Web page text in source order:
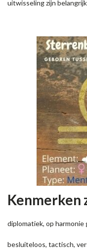
uitwisseling zijn
Kenmerken
diplomatiek, op
besluiteloos, tactisch,